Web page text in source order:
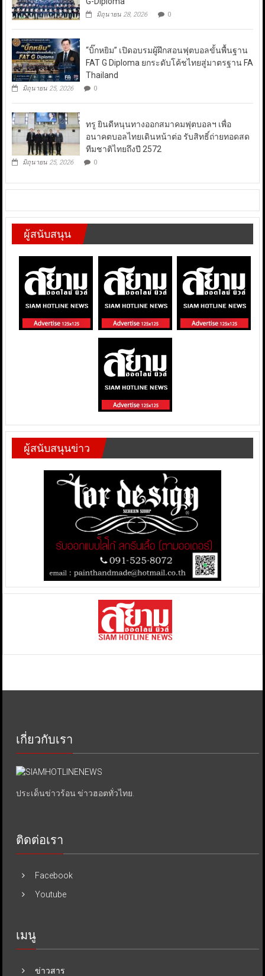
มิถุนายน 28, 2026 0
“บิ๊กหยิม” เปิดอบรมผู้ฝึกสอนฟุตบอลขั้นพื้นฐาน
FAT G Diploma ยกระดับโค้ชไทยสู่มาตรฐาน FA
Thailand
มิถุนายน 25, 2026 0
ทรู ยินดีหนุนทางออกสมาคมฟุตบอลฯ เพื่อ
อนาคตบอลไทยเดินหน้าต่อ รับสิทธิ์ถ่ายทอดสด
ทีมชาติไทยถึงปี 2572
มิถุนายน 25, 2026 0
ผู้สนับสนุน
ผู้สนับสนุนข่าว
เกี่ยวกับเรา
ประเด็นข่าวร้อน ข่าวฮอตทั่วไทย.
ติดต่อเรา
Facebook
Youtube
เมนู
ข่าวสาร